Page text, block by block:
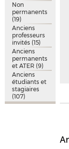
Non
permanents
(19)
Anciens
professeurs
invités (15)
Anciens
permanents
et ATER (9)
Anciens
étudiants et
stagiaires
(107)